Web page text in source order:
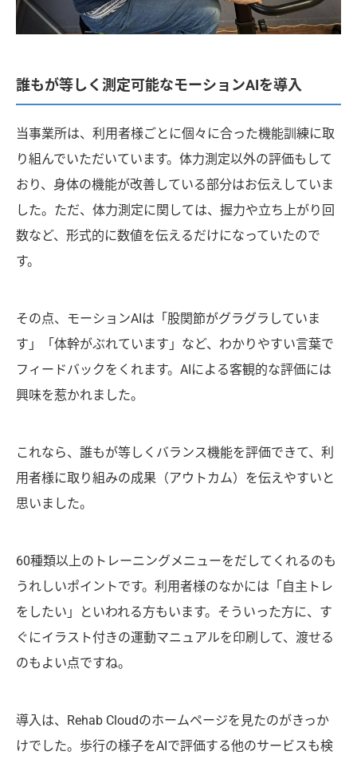
誰もが等しく測定可能なモーションAIを導入
当事業所は、利用者様ごとに個々に合った機能訓練に取
り組んでいただいています。体力測定以外の評価もして
おり、身体の機能が改善している部分はお伝えしていま
した。ただ、体力測定に関しては、握力や立ち上がり回
数など、形式的に数値を伝えるだけになっていたので
す。
その点、モーションAIは「股関節がグラグラしていま
す」「体幹がぶれています」など、わかりやすい言葉で
フィードバックをくれます。AIによる客観的な評価には
興味を惹かれました。
これなら、誰もが等しくバランス機能を評価できて、利
用者様に取り組みの成果（アウトカム）を伝えやすいと
思いました。
60種類以上のトレーニングメニューをだしてくれるのも
うれしいポイントです。利用者様のなかには「自主トレ
をしたい」といわれる方もいます。そういった方に、す
ぐにイラスト付きの運動マニュアルを印刷して、渡せる
のもよい点ですね。
導入は、Rehab Cloudのホームページを見たのがきっか
けでした。歩行の様子をAIで評価する他のサービスも検